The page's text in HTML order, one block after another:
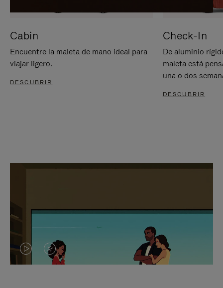
Cabin
Encuentre la maleta de mano ideal para
viajar ligero.
DESCUBRIR
Check-In
De aluminio
maleta está
una o dos
DESCUBRIR
EL
EL